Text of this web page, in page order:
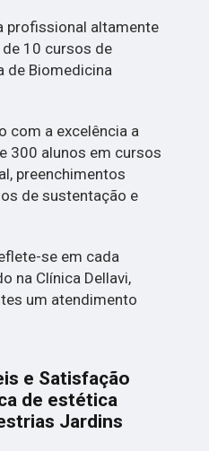
profissional altamente
10 cursos de
de Biomedicina
com a excelência a
300 alunos em cursos
preenchimentos
de sustentação e
se em cada
na Clínica Dellavi,
um atendimento
e Satisfação
de estética
Jardins